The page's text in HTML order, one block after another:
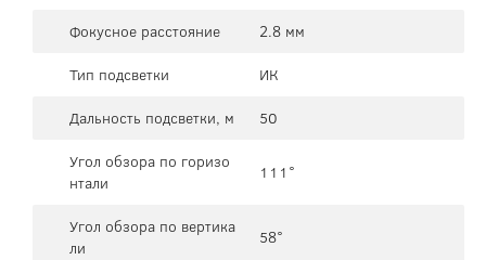
Фокусное расстояние
2.8 мм
Тип подсветки
ИК
Дальность подсветки, м
50
Угол обзора по горизо
нтали
111°
Угол обзора по вертика
ли
58°